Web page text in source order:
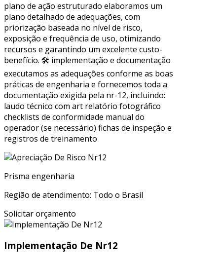
plano de ação estruturado elaboramos um
plano detalhado de adequações, com
priorização baseada no nível de risco,
exposição e frequência de uso, otimizando
recursos e garantindo um excelente custo-
benefício. 🛠 implementação e documentação
executamos as adequações conforme as boas
práticas de engenharia e fornecemos toda a
documentação exigida pela nr-12, incluindo:
laudo técnico com art relatório fotográfico
checklists de conformidade manual do
operador (se necessário) fichas de inspeção e
registros de treinamento
Prisma engenharia
Região de atendimento: Todo o Brasil
Solicitar orçamento
Implementação De Nr12